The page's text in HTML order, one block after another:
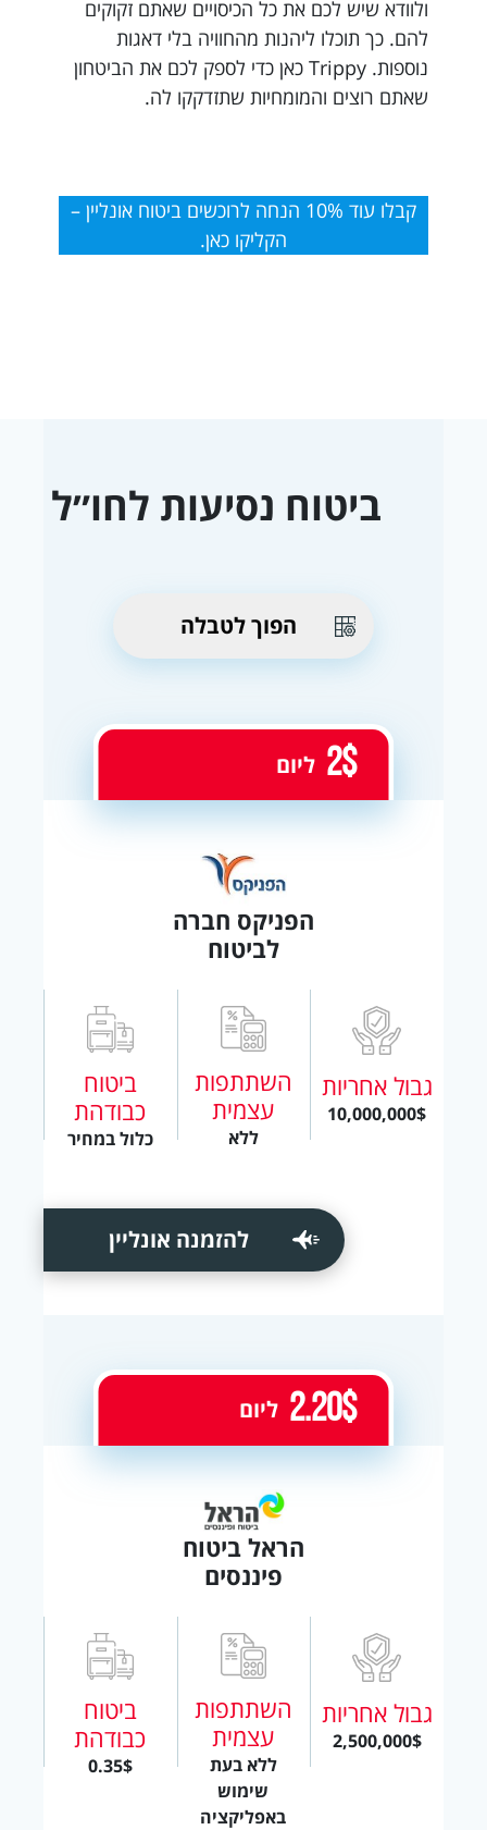
ולוודא שיש לכם את כל הכיסויים שאתם זקוקים
להם. כך תוכלו ליהנות מהחוויה בלי דאגות
נוספות. Trippy כאן כדי לספק לכם את הביטחון
שאתם רוצים והמומחיות שתזדקקו לה.
קבלו עוד 10% הנחה לרוכשים ביטוח אונליין –
הקליקו כאן.
הפוך לטבלה
ביטוח נסיעות לחו״ל
הפניקס חברה
לביטוח
גבול אחריות
10,000,000$
השתתפות
עצמית
ללא
ביטוח
כבודהת
כלול במחיר
2$ ליום
להזמנה אונליין
הראל ביטוח
פיננסים
גבול אחריות
2,500,000$
השתתפות
עצמית
ללא בעת
שימוש
באפליקציה
ביטוח
כבודהת
0.35$
2.20$ ליום